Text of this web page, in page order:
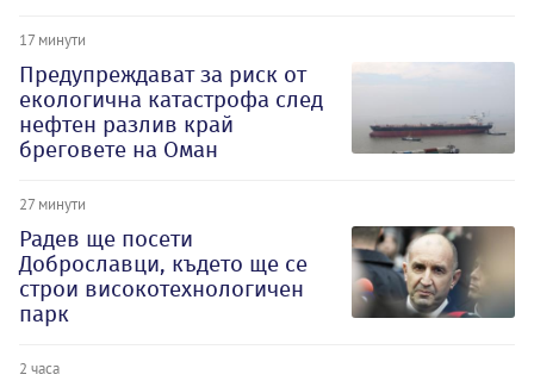
17 минути
Предупреждават за риск от
екологична катастрофа след
нефтен разлив край
бреговете на Оман
27 минути
Радев ще посети
Доброславци, където ще се
строи високотехнологичен
парк
2 часа